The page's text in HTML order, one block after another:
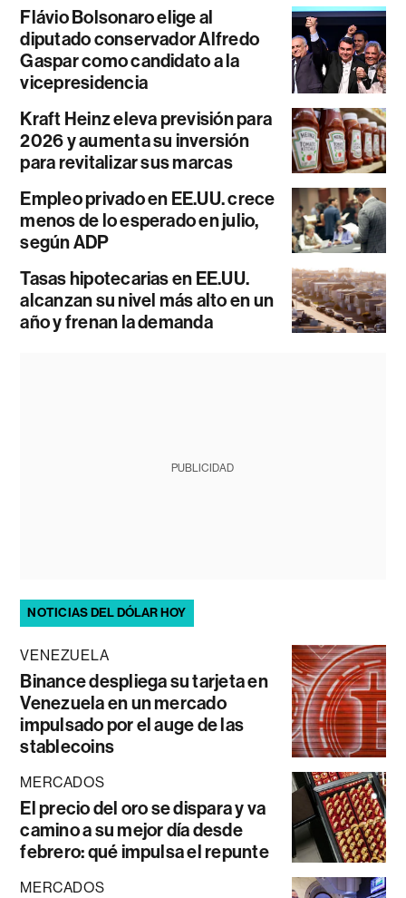
Flávio Bolsonaro elige al
diputado conservador Alfredo
Gaspar como candidato a la
vicepresidencia
Kraft Heinz eleva previsión para
2026 y aumenta su inversión
para revitalizar sus marcas
Empleo privado en EE.UU. crece
menos de lo esperado en julio,
según ADP
Tasas hipotecarias en EE.UU.
alcanzan su nivel más alto en un
año y frenan la demanda
PUBLICIDAD
NOTICIAS DEL DÓLAR HOY
VENEZUELA
Binance despliega su tarjeta en
Venezuela en un mercado
impulsado por el auge de las
stablecoins
MERCADOS
El precio del oro se dispara y va
camino a su mejor día desde
febrero: qué impulsa el repunte
MERCADOS